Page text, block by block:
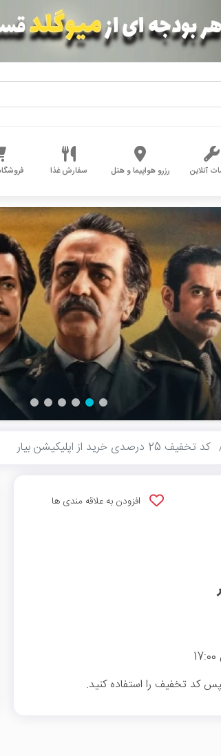
آنلاین رزرو هواپیما و هتل سفارش غذا
کد تخفیف 25 درصدی خرید از اپلیکیشن بیار
افزودن به علاقه مندی ها
کد تخفیف را استفاده کنید.